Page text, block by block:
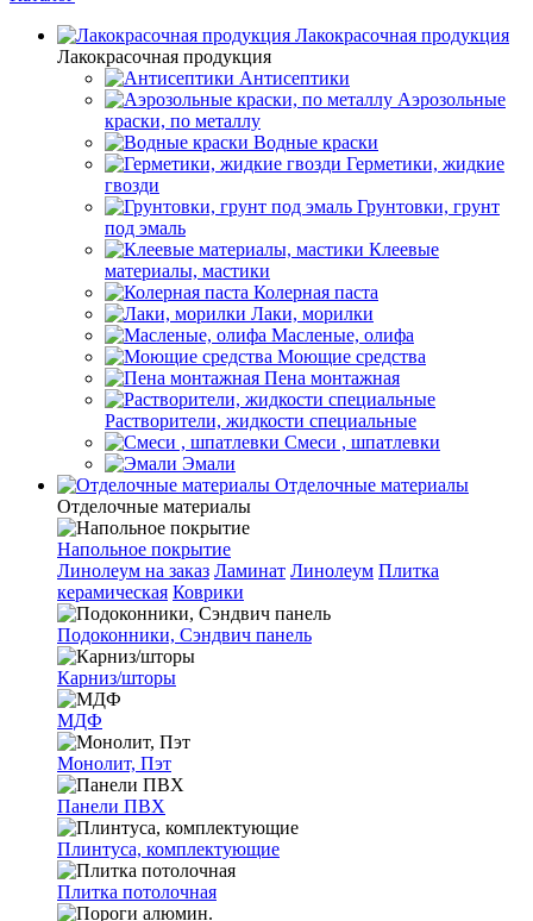
Лакокрасочная продукция
Лакокрасочная продукция
Антисептики
Аэрозольные
краски, по металлу
Водные краски
Герметики, жидкие
гвозди
Грунтовки, грунт
под эмаль
Клеевые
материалы, мастики
Колерная паста
Лаки, морилки
Масленые, олифа
Моющие средства
Пена монтажная
Растворители, жидкости специальные
Смеси , шпатлевки
Эмали
Отделочные материалы
Отделочные материалы
Напольное покрытие
Линолеум на заказ Ламинат Линолеум Плитка
керамическая Коврики
Подоконники, Сэндвич панель
Карниз/шторы
МДФ
Монолит, Пэт
Панели ПВХ
Плинтуса, комплектующие
Плитка потолочная